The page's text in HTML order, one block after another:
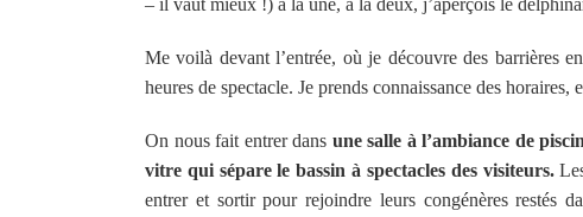
– il vaut mieux !) à la une, à la deux, j’aperçois le
Me voilà devant l’entrée, où je découvre des barrières
heures de spectacle. Je prends connaissance des
On nous fait entrer dans une salle à l’ambiance de
vitre qui sépare le bassin à spectacles des visiteurs.
entrer et sortir pour rejoindre leurs congénères restés